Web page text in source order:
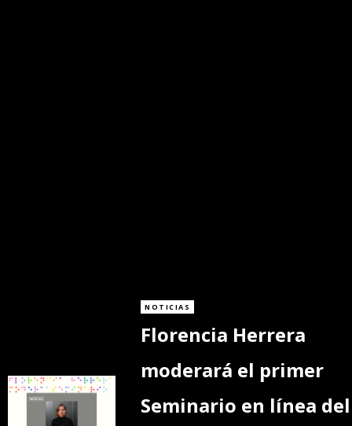
NOTICIAS
Florencia Herrera
moderará el primer
Seminario en línea del